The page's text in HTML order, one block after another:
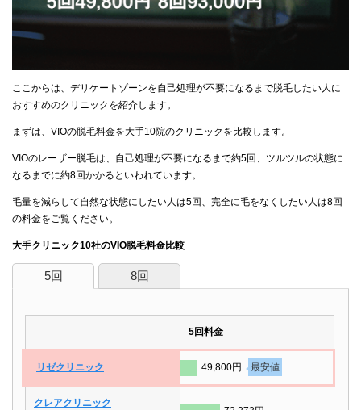
ここからは、デリケートゾーンを自己処理が不要になるまで脱毛したい人に
おすすめのクリニックを紹介します。
まずは、VIOの脱毛料金を大手10院のクリニックを比較します。
VIOのレーザー脱毛は、自己処理が不要になるまで約5回、ツルツルの状態に
なるまでに約8回かかるといわれています。
毛量を減らして自然な状態にしたい人は5回、完全に毛をなくしたい人は8回
の料金をご覧ください。
大手クリニック10社のVIO脱毛料金比較
5回 8回
5回料金
リゼクリニック 49,800円 最安値
クレアクリニック